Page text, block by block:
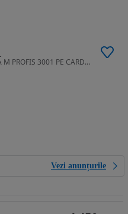
Distribuitor ingrasamant Amazone ZA M PROFIS 3001 PE CARDAN
Vezi anunțurile